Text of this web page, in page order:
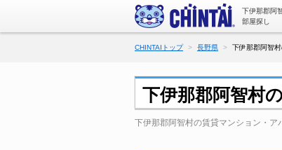
下伊那郡阿
部屋探し
CHINTAIトップ 長野県 下伊那郡阿智
下伊那郡阿智村
下伊那郡阿智村の賃貸マンション・ア